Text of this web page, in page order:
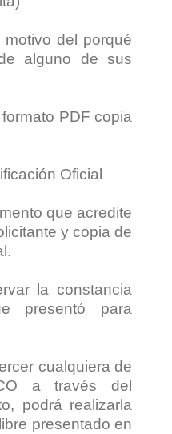
del porqué
alguno de sus
PDF copia
Oficial
que acredite
y copia de
la constancia
presentó para
cualquiera de
a través del
podrá realizarla
presentado en